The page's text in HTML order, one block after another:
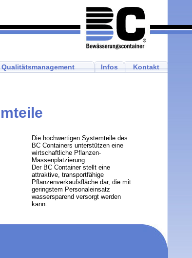
Qualitätsmanagement Infos Kontakt
Die hochwertigen Systemteile des
BC Containers unterstützen eine
wirtschaftliche Pflanzen-
Massenplatzierung.
Der BC Container stellt eine
attraktive, transportfähige
Pflanzenverkaufsfläche dar, die mit
geringstem Personaleinsatz
wassersparend versorgt werden
kann.